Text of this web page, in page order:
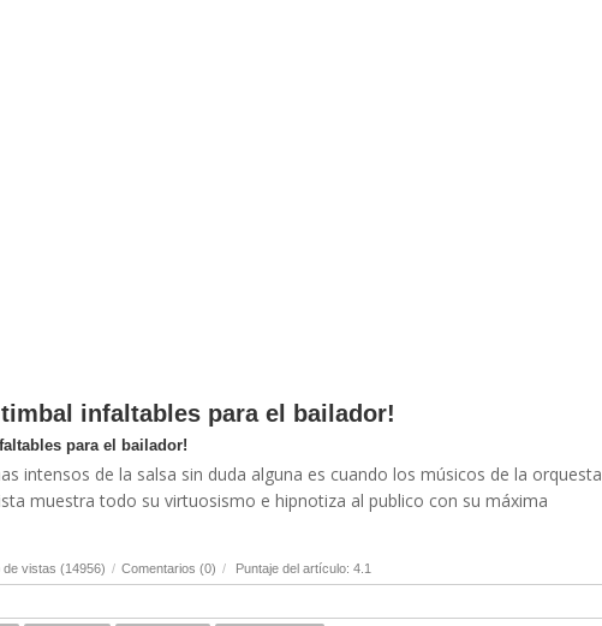
timbal infaltables para el bailador!
para el bailador!
intensos de la salsa sin duda alguna es cuando los músicos de la orquesta
muestra todo su virtuosismo e hipnotiza al publico con su máxima
de vistas (14956) / Comentarios (0) / Puntaje del artículo: 4.1